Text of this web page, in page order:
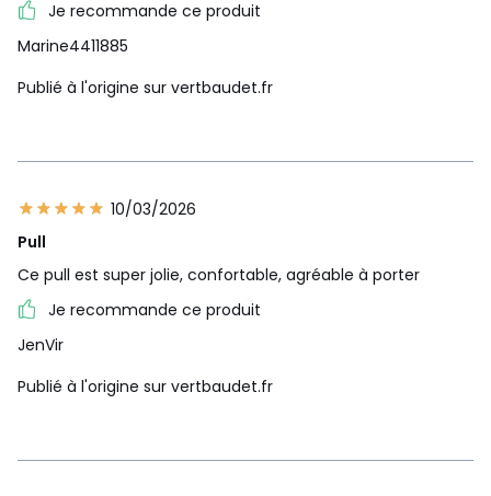
Je recommande ce produit
Marine4411885
Publié à l'origine sur vertbaudet.fr
10/03/2026
Pull
Ce pull est super jolie, confortable, agréable à porter
Je recommande ce produit
JenVir
Publié à l'origine sur vertbaudet.fr